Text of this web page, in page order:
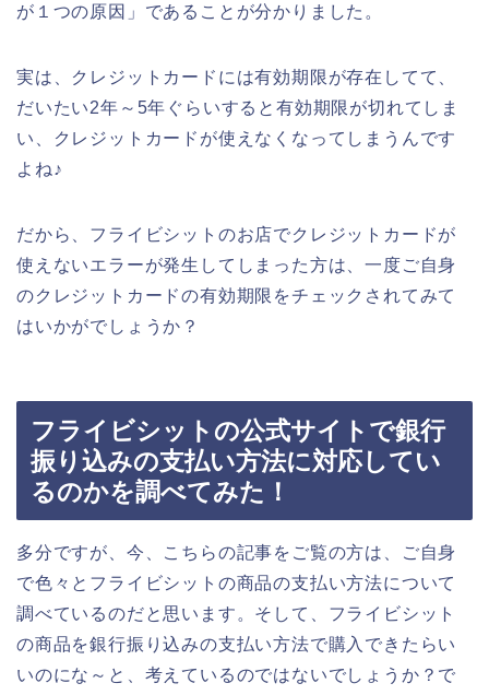
が１つの原因」であることが分かりました。
実は、クレジットカードには有効期限が存在してて、
だいたい2年～5年ぐらいすると有効期限が切れてしま
い、クレジットカードが使えなくなってしまうんです
よね♪
だから、フライビシットのお店でクレジットカードが
使えないエラーが発生してしまった方は、一度ご自身
のクレジットカードの有効期限をチェックされてみて
はいかがでしょうか？
フライビシットの公式サイトで銀行
振り込みの支払い方法に対応してい
るのかを調べてみた！
多分ですが、今、こちらの記事をご覧の方は、ご自身
で色々とフライビシットの商品の支払い方法について
調べているのだと思います。そして、フライビシット
の商品を銀行振り込みの支払い方法で購入できたらい
いのにな～と、考えているのではないでしょうか？で